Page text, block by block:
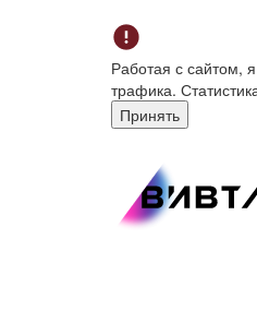
Работая с сайтом,
трафика.
Принять